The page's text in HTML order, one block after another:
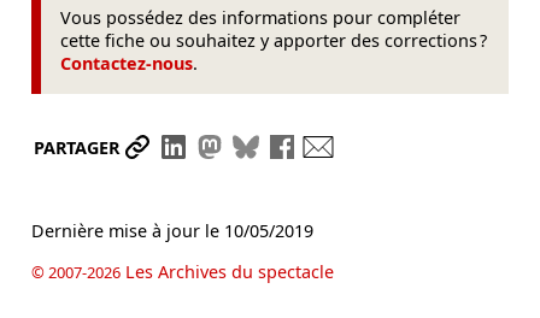
Vous possédez des informations pour compléter
cette fiche ou souhaitez y apporter des corrections ?
Contactez-nous.
PARTAGER Partager le lien
Partager sur LinkedIn
Partager sur Mastodon
Partager sur Bluesky
Partager sur Facebook
Dernière mise à jour le 10/05/2019
© 2007-2026Les Archives du spectacle